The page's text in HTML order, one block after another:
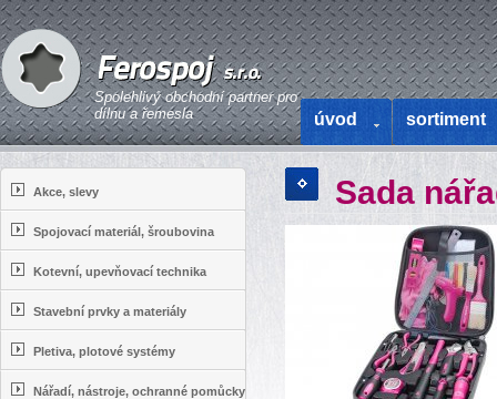
Spolehlivý obchodní partner pro
dílnu a řemesla
úvod sortiment
Sada
Akce, slevy
Spojovací materiál, šroubovina
Kotevní, upevňovací technika
Stavební prvky a materiály
Pletiva, plotové systémy
Nářadí, nástroje, ochranné pomůcky